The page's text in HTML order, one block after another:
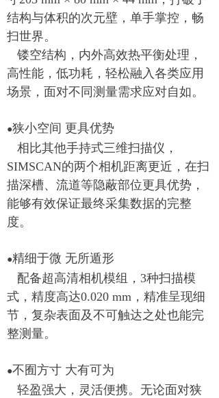
结构与体积的次元壁，单手掌控，畅
扫世界。
镂空结构，内外高效热平衡处理，
高性能，低功耗，轻松融入各类应用
场景，面对不同测量需求应对自如。
●狭小空间 更具优势
相比其他手持式三维扫描仪，
SIMSCAN的两个相机距离更近，在扫
描深槽、流道等隐蔽部位更具优势，
能够有效保证最终采集数据的完整
度。
●精细于微 无所遁形
配备超高清相机模组，3种扫描模
式，精度高达0.020 mm，精准呈现细
节，复杂表面及不可触达之处也能完
整测量。
●不囿方寸 大有可为
轻盈强大，灵活便携。无论面对狭